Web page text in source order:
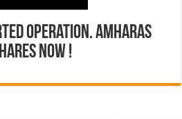
Operation. Amharas
now !